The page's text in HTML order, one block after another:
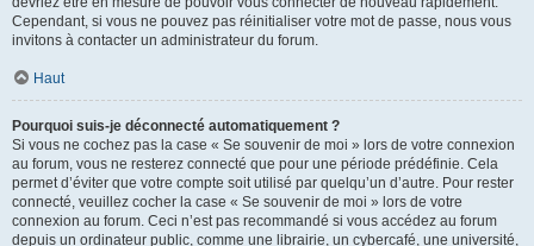
Cependant, si vous ne pouvez pas réinitialiser votre mot de passe, nous vous
invitons à contacter un administrateur du forum.
Haut
Pourquoi suis-je déconnecté automatiquement ?
Si vous ne cochez pas la case « Se souvenir de moi » lors de votre connexion
au forum, vous ne resterez connecté que pour une période prédéfinie. Cela
permet d’éviter que votre compte soit utilisé par quelqu’un d’autre. Pour rester
connecté, veuillez cocher la case « Se souvenir de moi » lors de votre
connexion au forum. Ceci n’est pas recommandé si vous accédez au forum
depuis un ordinateur public, comme une librairie, un cybercafé, une université,